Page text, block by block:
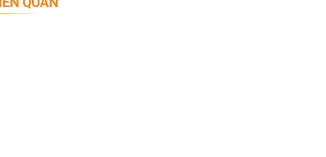
nhà của bạn
là cột đá đẳng
tâm thương
lên kiến trúc
rất được ưu
thự..
thực